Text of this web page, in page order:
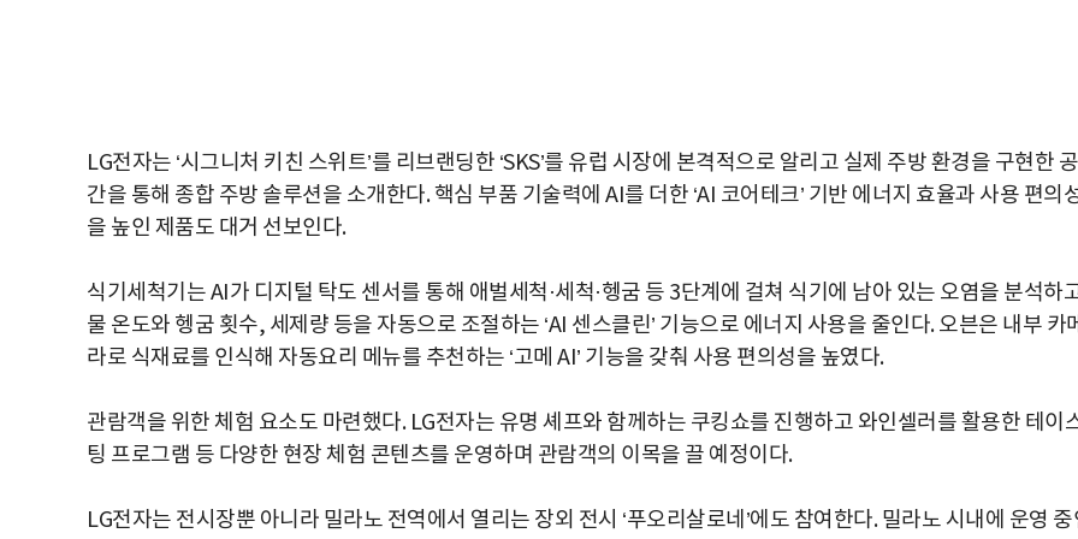
LG전자는 ‘시그니처 키친 스위트’를 리브랜딩한 ‘SKS’를 유럽 시장에 본격적으로 알리고 실제 주방 환경을 구현한 공
간을 통해 종합 주방 솔루션을 소개한다. 핵심 부품 기술력에 AI를 더한 ‘AI 코어테크’ 기반 에너지 효율과 사용 편의
을 높인 제품도 대거 선보인다.
식기세척기는 AI가 디지털 탁도 센서를 통해 애벌세척·세척·헹굼 등 3단계에 걸쳐 식기에 남아 있는 오염을 분석하
물 온도와 헹굼 횟수, 세제량 등을 자동으로 조절하는 ‘AI 센스클린’ 기능으로 에너지 사용을 줄인다. 오븐은 내부 카
라로 식재료를 인식해 자동요리 메뉴를 추천하는 ‘고메 AI’ 기능을 갖춰 사용 편의성을 높였다.
관람객을 위한 체험 요소도 마련했다. LG전자는 유명 셰프와 함께하는 쿠킹쇼를 진행하고 와인셀러를 활용한 테이
팅 프로그램 등 다양한 현장 체험 콘텐츠를 운영하며 관람객의 이목을 끌 예정이다.
LG전자는 전시장뿐 아니라 밀라노 전역에서 열리는 장외 전시 ‘푸오리살로네’에도 참여한다. 밀라노 시내에 운영 중